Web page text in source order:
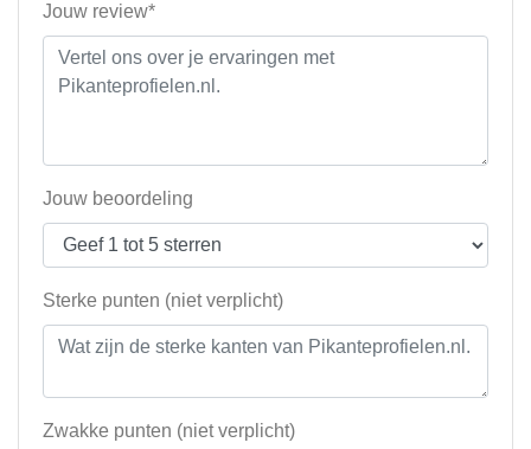
Jouw review*
Jouw beoordeling
Sterke punten (niet verplicht)
Zwakke punten (niet verplicht)